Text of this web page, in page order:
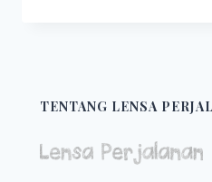
SEKOLAH
TENTANG LENSA